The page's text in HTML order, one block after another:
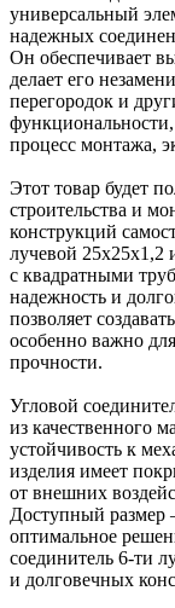
универсальный
надежных
Он обеспечивает
делает его
перегородок и
процесс монтажа,
Этот товар будет
строительства и
конструкций
лучевой 25х25х1,2
с квадратными
надежность и
позволяет
особенно важно
прочности.
Угловой
из качественного
устойчивость к
изделия имеет
от внешних
Доступный размер
оптимальное
соединитель 6-ти
и долговечных